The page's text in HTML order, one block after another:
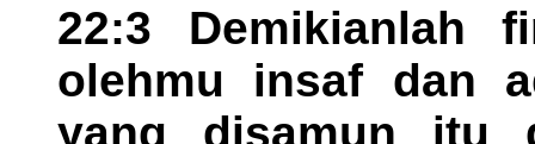
22:3 Demikianlah
olehmu insaf dan
yang disamun itu